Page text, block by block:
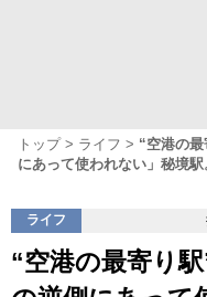
トップ ライフ
“空港の
にあって使われない」秘境
ライフ
“空港の最寄り